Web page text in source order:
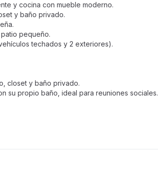
y cocina con mueble moderno.
y baño privado.
pequeño.
techados y 2 exteriores).
closet y baño privado.
su propio baño, ideal para reuniones sociales.